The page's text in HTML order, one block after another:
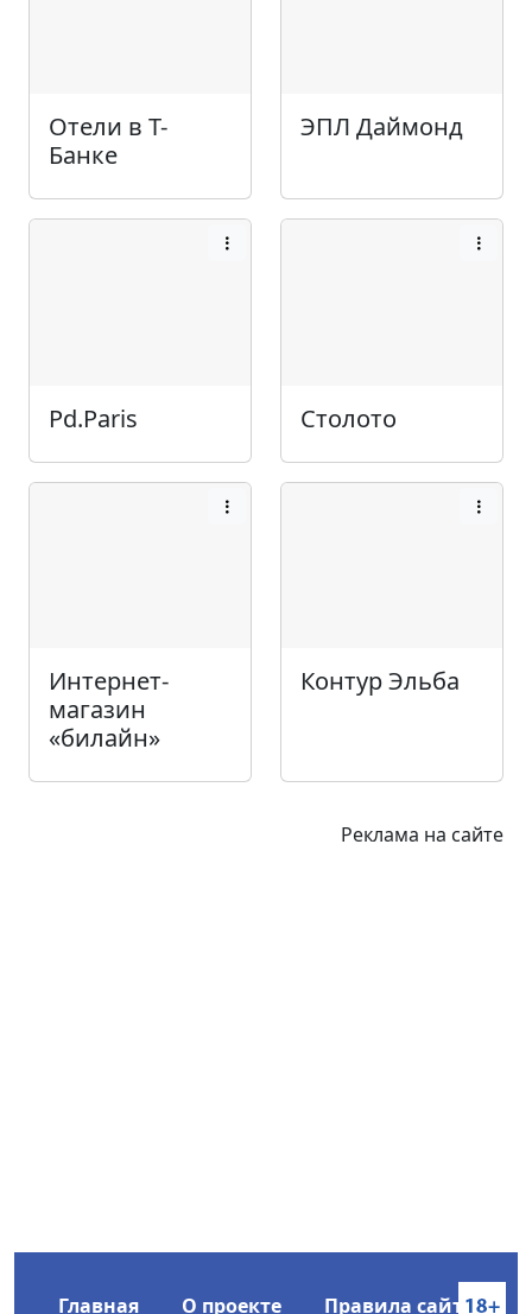
Отели в Т-
Банке
ЭПЛ Даймонд
Pd.Paris Столото
Интернет-
магазин
«билайн»
Контур Эльба
Реклама на сайте
Главная О проекте
Правила сайта